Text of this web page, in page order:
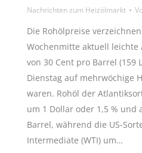
Nachrichten zum Heizölmarkt
Die Rohölpreise
Wochenmitte aktuell leichte
von 30 Cent pro Barrel (159
Dienstag auf mehrwöchige
waren. Rohöl der
um 1 Dollar oder 1,5 % und
Barrel, während die US-
Intermediate (WTI) um…